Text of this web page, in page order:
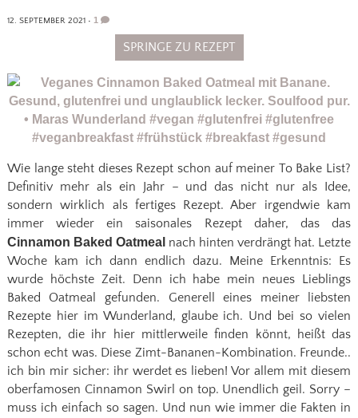
12. SEPTEMBER 2021• 1
SPRINGE ZU REZEPT
Wie lange steht dieses Rezept schon auf meiner To Bake List?
Definitiv mehr als ein Jahr – und das nicht nur als Idee,
sondern wirklich als fertiges Rezept. Aber irgendwie kam
immer wieder ein saisonales Rezept daher, das das
Cinnamon Baked Oatmeal nach hinten verdrängt hat. Letzte
Woche kam ich dann endlich dazu. Meine Erkenntnis: Es
wurde höchste Zeit. Denn ich habe mein neues Lieblings
Baked Oatmeal gefunden. Generell eines meiner liebsten
Rezepte hier im Wunderland, glaube ich. Und bei so vielen
Rezepten, die ihr hier mittlerweile finden könnt, heißt das
schon echt was. Diese Zimt-Bananen-Kombination. Freunde..
ich bin mir sicher: ihr werdet es lieben! Vor allem mit diesem
oberfamosen Cinnamon Swirl on top. Unendlich geil. Sorry –
muss ich einfach so sagen. Und nun wie immer die Fakten in